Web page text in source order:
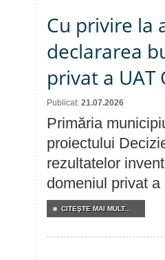
Cu privire la
declararea
privat a UAT
Publicat: 21.07.2026
Primăria
proiectului
rezultatelor
domeniul privat a
CITEŞTE MAI MULT...